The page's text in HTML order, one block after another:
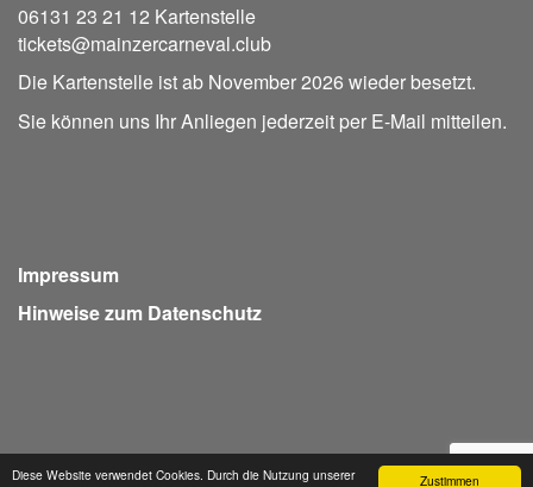
Zustimmen
Diese Website verwendet Cookies. Durch die Nutzung unserer
06131 23 21 12 Kartenstelle
tickets@mainzercarneval.club
Die Kartenstelle ist ab November 2026 wieder besetzt.
Sie können uns Ihr Anliegen jederzeit per E-Mail mitteilen.
Impressum
Hinweise zum Datenschutz